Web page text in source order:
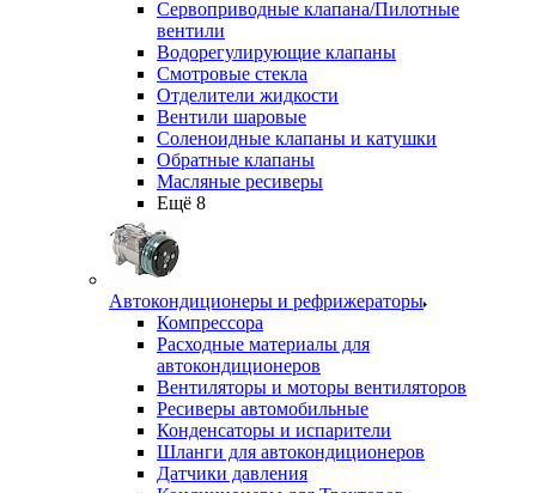
Сервоприводные клапана/Пилотные
вентили
Водорегулирующие клапаны
Смотровые стекла
Отделители жидкости
Вентили шаровые
Соленоидные клапаны и катушки
Обратные клапаны
Масляные ресиверы
Ещё 8
Автокондиционеры и рефрижераторы
Компрессора
Расходные материалы для
автокондиционеров
Вентиляторы и моторы вентиляторов
Ресиверы автомобильные
Конденсаторы и испарители
Шланги для автокондиционеров
Датчики давления